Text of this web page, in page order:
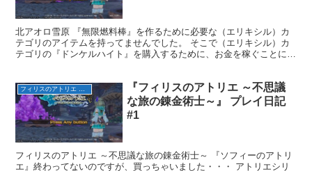
北アオロ雪原 『無限燃料棒』を作るために必要な（エリキシル）カ
テゴリのアイテムを持ってませんでした。 そこで（エリキシル）カ
テゴリの『ドンケルハイト』を購入するために、お金を稼ぐことにし
フィリスのアトリエ ～不思議な旅の錬金術士～
『フィリスのアトリエ ～不思議
な旅の錬金術士～』 プレイ日記
#1
フィリスのアトリエ ～不思議な旅の錬金術士～ 『ソフィーのアトリ
エ』終わってないのですが、買っちゃいました・・・ アトリエシリ